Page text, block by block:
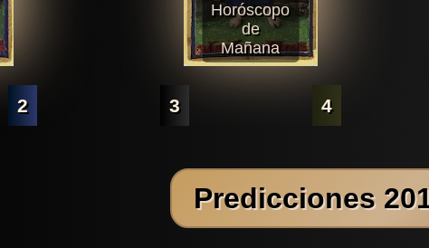
Horóscopo
de
Mañana
2 3 4
Predicciones